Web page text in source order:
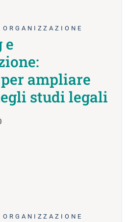
e
ampliare
studi legali